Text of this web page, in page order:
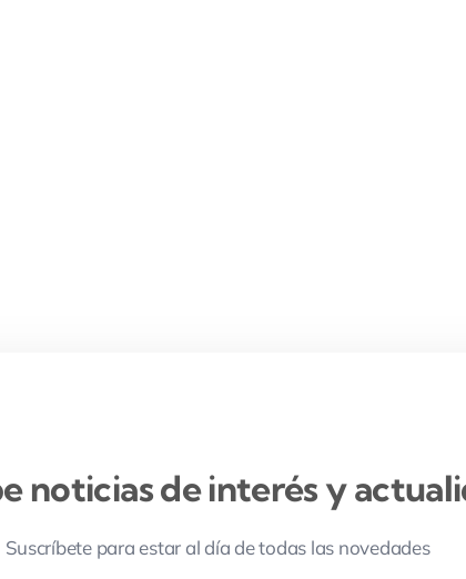
noticias de interés y
Suscríbete para estar al día de todas las novedades